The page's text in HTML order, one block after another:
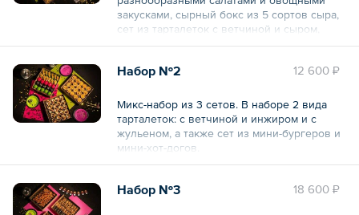
закусками, сырный бокс из 5 сортов сыра,
сет из тарталеток с ветчиной и сыром,
ассорти из мини-бургеров.
Общий вес – 5545 г 12 600 ₽
Набор №2
Микс-набор из 3 сетов. В наборе 2 вида
тарталеток: с ветчиной и инжиром и с
жульеном, а также сет из мини-бургеров и
мини-хот-догов.
18 600 ₽
Набор №3